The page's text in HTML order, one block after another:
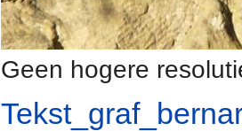
Geen hogere